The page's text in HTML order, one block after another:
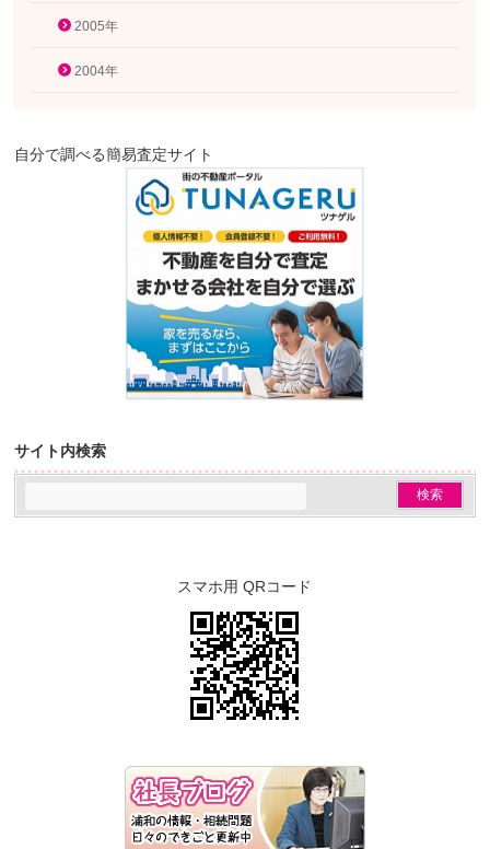
2005年
2004年
自分で調べる簡易査定サイト
サイト内検索
スマホ用 QRコード